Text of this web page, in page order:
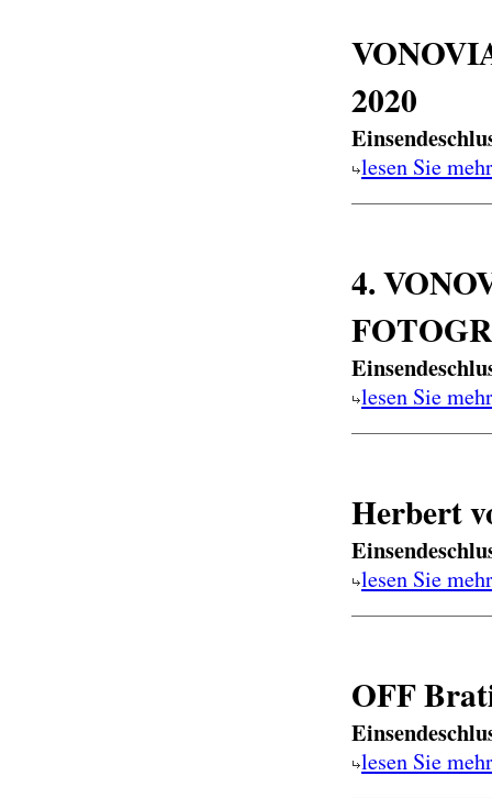
2020
lesen Sie mehr
4.
lesen Sie mehr
Herbert
lesen Sie mehr
OFF
lesen Sie mehr